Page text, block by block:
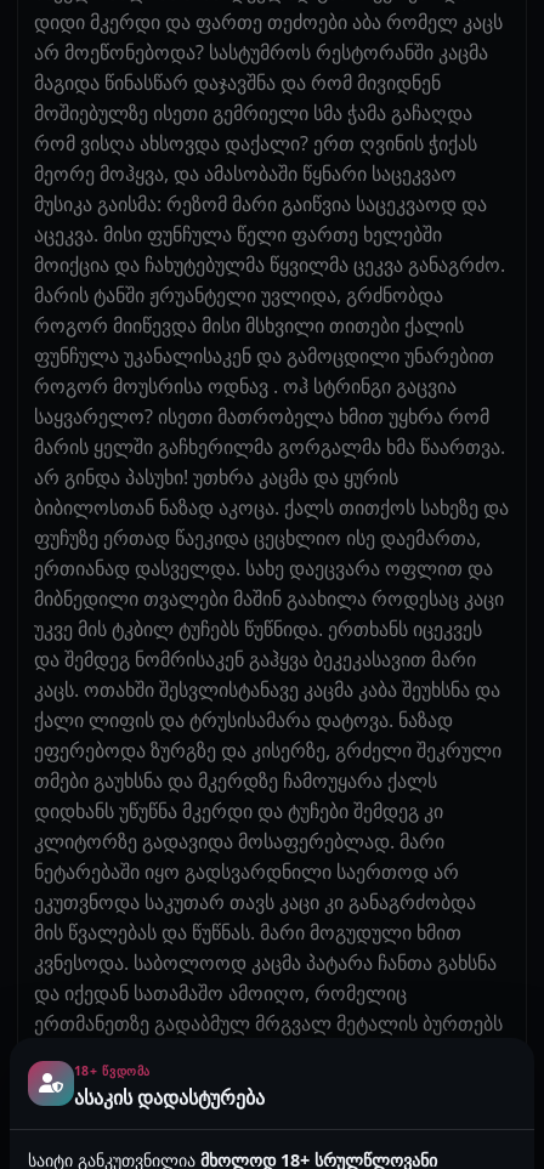
დიდი მკერდი და ფართე თეძოები აბა რომელ კაცს
არ მოეწონებოდა? სასტუმროს რესტორანში კაცმა
მაგიდა წინასწარ დაჯავშნა და რომ მივიდნენ
მოშიებულზე ისეთი გემრიელი სმა ჭამა გაჩაღდა
რომ ვისღა ახსოვდა დაქალი? ერთ ღვინის ჭიქას
მეორე მოჰყვა, და ამასობაში წყნარი საცეკვაო
მუსიკა გაისმა: რეზომ მარი გაიწვია საცეკვაოდ და
აცეკვა. მისი ფუნჩულა წელი ფართე ხელებში
მოიქცია და ჩახუტებულმა წყვილმა ცეკვა განაგრძო.
მარის ტანში ჟრუანტელი უვლიდა, გრძნობდა
როგორ მიიწევდა მისი მსხვილი თითები ქალის
ფუნჩულა უკანალისაკენ და გამოცდილი უნარებით
როგორ მოუსრისა ოდნავ . ოჰ სტრინგი გაცვია
საყვარელო? ისეთი მათრობელა ხმით უყხრა რომ
მარის ყელში გაჩხერილმა გორგალმა ხმა წაართვა.
არ გინდა პასუხი! უთხრა კაცმა და ყურის
ბიბილოსთან ნაზად აკოცა. ქალს თითქოს სახეზე და
ფუჩუზე ერთად წაეკიდა ცეცხლიო ისე დაემართა,
ერთიანად დასველდა. სახე დაეცვარა ოფლით და
მიბნედილი თვალები მაშინ გაახილა როდესაც კაცი
უკვე მის ტკბილ ტუჩებს წუწნიდა. ერთხანს იცეკვეს
და შემდეგ ნომრისაკენ გაჰყვა ბეკეკასავით მარი
კაცს. ოთახში შესვლისტანავე კაცმა კაბა შეუხსნა და
ქალი ლიფის და ტრუსისამარა დატოვა. ნაზად
ეფერებოდა ზურგზე და კისერზე, გრძელი შეკრული
თმები გაუხსნა და მკერდზე ჩამოუყარა ქალს
დიდხანს უწუწნა მკერდი და ტუჩები შემდეგ კი
კლიტორზე გადავიდა მოსაფერებლად. მარი
ნეტარებაში იყო გადსვარდნილი საერთოდ არ
ეკუთვნოდა საკუთარ თავს კაცი კი განაგრძობდა
მის წვალებას და წუწნას. მარი მოგუდული ხმით
კვნესოდა. საბოლოოდ კაცმა პატარა ჩანთა გახსნა
და იქედან სათამაშო ამოიღო, რომელიც
ერთმანეთზე გადაბმულ მრგვალ მეტალის ბურთებს
ოსტატურად და ქალს ჰკითხა: ორმაგი სიამოვნება
გინდაა? ქალი უხმოდ დაეთანხმა, მისთვის
ყველაფერი უკვე სულ ერთი იყო. კაცმა ენით ისეთი
18+ ᲬᲕᲓᲝᲛᲐ
ასაკის დადასტურება
საიტი განკუთვნილიამხოლოდ 18+ სრულწლოვანი